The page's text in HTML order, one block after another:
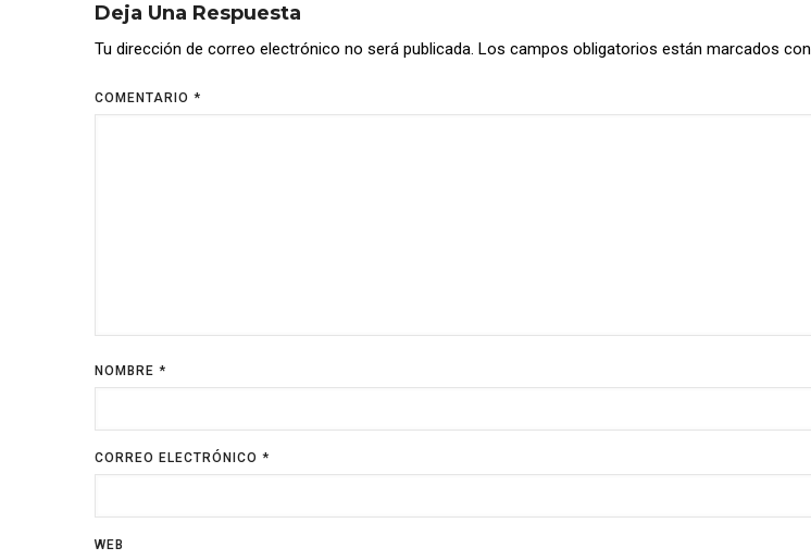
Deja Una Respuesta
Tu dirección de correo electrónico no será publicada. Los campos obligatorios están marcados con
COMENTARIO *
NOMBRE *
CORREO ELECTRÓNICO *
WEB